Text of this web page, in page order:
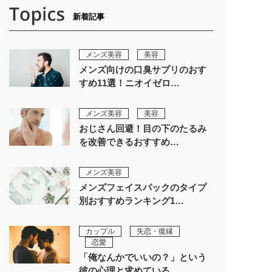
新着記事
メンズ美容 美容
メンズ向けの口臭サプリのおす
すめ11選！ニオイゼロ…
メンズ美容 美容
おじさん回避！目の下のたるみ
を改善できるおすすめ…
メンズ美容
メンズフェイスパックのタイプ
別おすすめランキング1…
カップル
失恋・復縁
恋愛
「俺なんかでいいの？」という